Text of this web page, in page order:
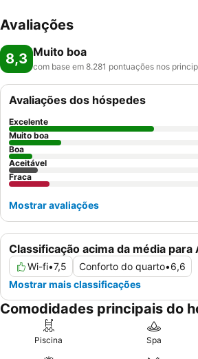
Avaliações
8,3 Muito boa
com base em 8.281 pontuações nos
Classificação acima da média para
Wi-fi•7,5 Conforto do quarto•6,6
Mostrar mais classificações
Avaliações dos hóspedes
Excelente
Muito boa
Boa
Aceitável
Fraca
Mostrar avaliações
Comodidades principais do
Piscina Spa